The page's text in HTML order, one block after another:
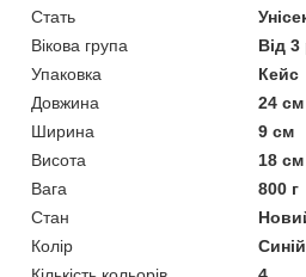
Стать
Вікова група
Від 3
Упаковка
Кейс
Довжина
24 см
Ширина
9 см
Висота
18 см
Вага
800 г
Стан
Колір
Синій